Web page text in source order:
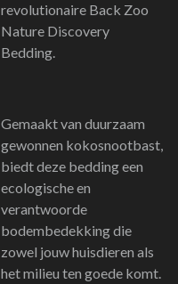
revolutionaire Back Zoo
Nature Discovery
Bedding.
Gemaakt van duurzaam
gewonnen kokosnootbast,
biedt deze bedding een
ecologische en
verantwoorde
bodembedekking die
zowel jouw huisdieren als
het milieu ten goede komt.